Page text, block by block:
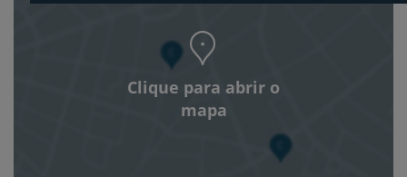
Clique para abrir o
mapa